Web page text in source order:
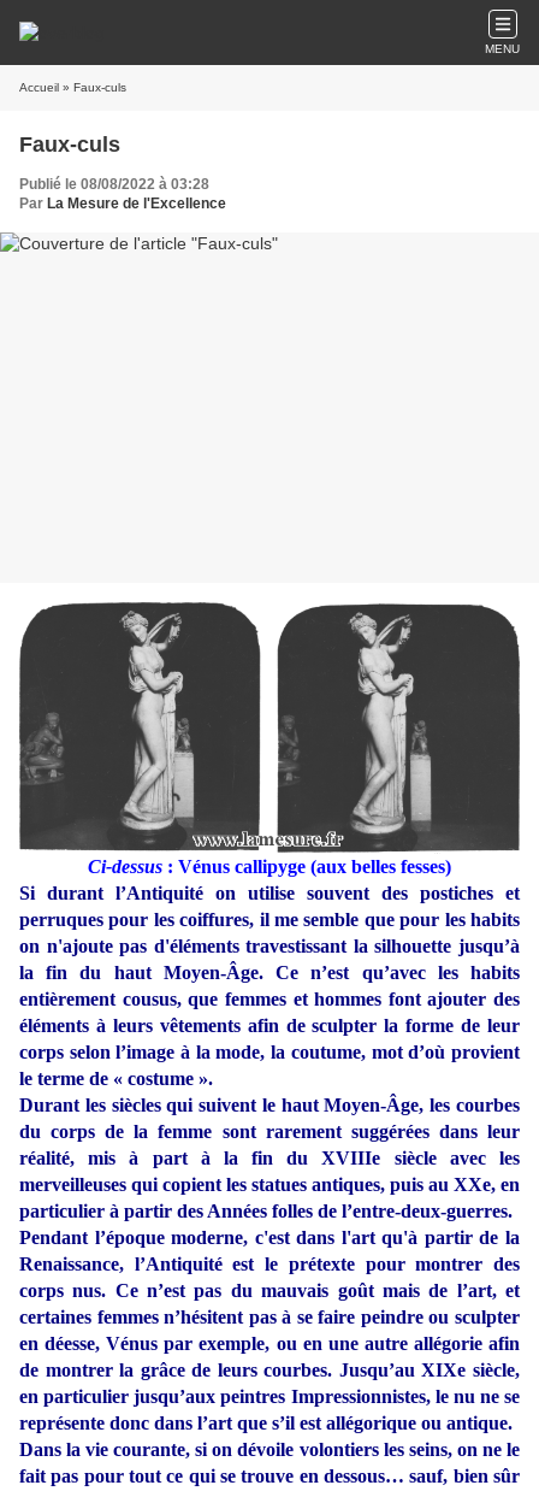
MENU
Accueil » Faux-culs
Faux-culs
Publié le 08/08/2022 à 03:28
Par La Mesure de l'Excellence
Ci-dessus : Vénus callipyge (aux belles fesses)
Si durant l’Antiquité on utilise souvent des postiches et
perruques pour les coiffures, il me semble que pour les habits
on n'ajoute pas d'éléments travestissant la silhouette jusqu’à
la fin du haut Moyen-Âge. Ce n’est qu’avec les habits
entièrement cousus, que femmes et hommes font ajouter des
éléments à leurs vêtements afin de sculpter la forme de leur
corps selon l’image à la mode, la coutume, mot d’où provient
le terme de « costume ».
Durant les siècles qui suivent le haut Moyen-Âge, les courbes
du corps de la femme sont rarement suggérées dans leur
réalité, mis à part à la fin du XVIIIe siècle avec les
merveilleuses qui copient les statues antiques, puis au XXe, en
particulier à partir des Années folles de l’entre-deux-guerres.
Pendant l’époque moderne, c'est dans l'art qu'à partir de la
Renaissance, l’Antiquité est le prétexte pour montrer des
corps nus. Ce n’est pas du mauvais goût mais de l’art, et
certaines femmes n’hésitent pas à se faire peindre ou sculpter
en déesse, Vénus par exemple, ou en une autre allégorie afin
de montrer la grâce de leurs courbes. Jusqu’au XIXe siècle,
en particulier jusqu’aux peintres Impressionnistes, le nu ne se
représente donc dans l’art que s’il est allégorique ou antique.
Dans la vie courante, si on dévoile volontiers les seins, on ne le
fait pas pour tout ce qui se trouve en dessous… sauf, bien sûr